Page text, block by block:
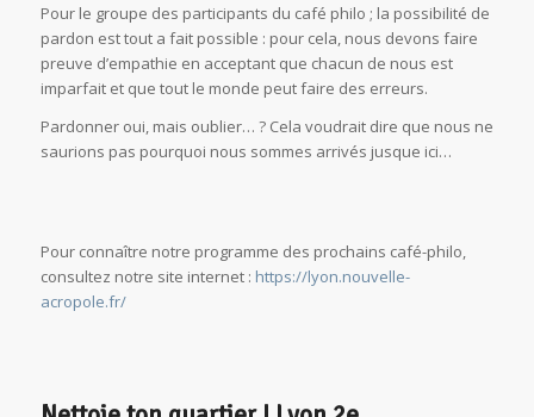
Pour le groupe des participants du café philo ; la possibilité de
pardon est tout a fait possible : pour cela, nous devons faire
preuve d’empathie en acceptant que chacun de nous est
imparfait et que tout le monde peut faire des erreurs.
Pardonner oui, mais oublier… ? Cela voudrait dire que nous ne
saurions pas pourquoi nous sommes arrivés jusque ici…
Pour connaître notre programme des prochains café-philo,
consultez notre site internet : https://lyon.nouvelle-
acropole.fr/